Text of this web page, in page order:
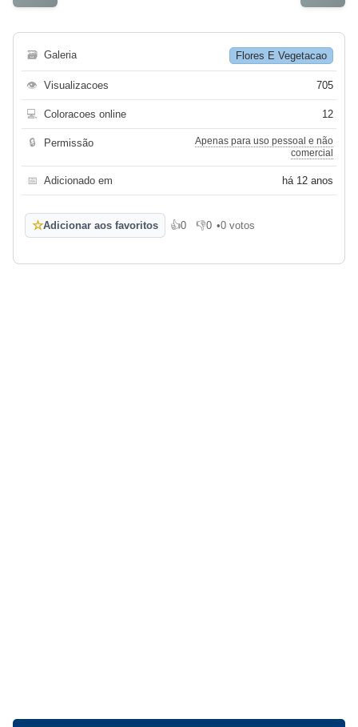
🗃 Galeria Flores E Vegetacao
👁 Visualizacoes 705
💻 Coloracoes online 12
🔒 Permissão
Apenas para uso pessoal e não
comercial
📅 Adicionado em há 12 anos
☆Adicionar aos favoritos 👍0
Gosto 👎0
Não gosto
•0 votos